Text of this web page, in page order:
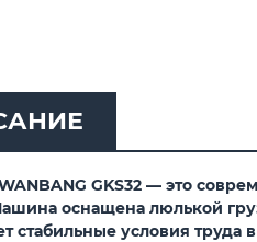
GKS32 — это
оснащена люлькой
стабильные условия